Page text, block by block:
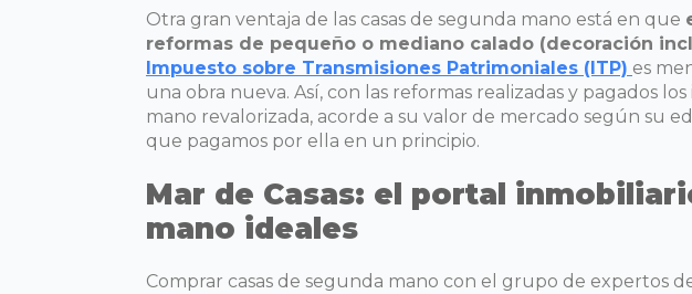
Otra gran ventaja de las casas de segunda mano está en que
reformas de pequeño o mediano calado (decoración
Impuesto sobre Transmisiones Patrimoniales (ITP) es
una obra nueva. Así, con las reformas realizadas y pagados
mano revalorizada, acorde a su valor de mercado según su
que pagamos por ella en un principio.
Mar de Casas: el portal
mano ideales
Comprar casas de segunda mano con el grupo de expertos